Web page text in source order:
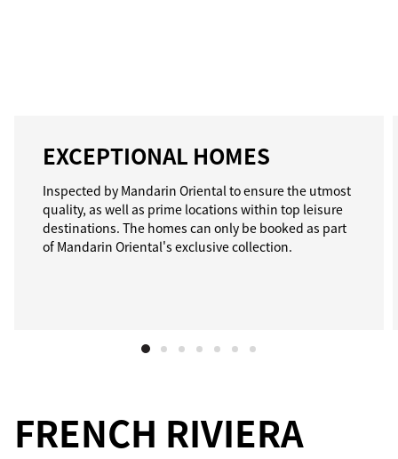
EXCEPTIONAL HOMES
Inspected by Mandarin Oriental to ensure the utmost
quality, as well as prime locations within top leisure
destinations. The homes can only be booked as part
of Mandarin Oriental's exclusive collection.
FRENCH RIVIERA